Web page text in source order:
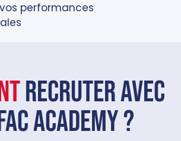
performances
recruter avec
ACADEMY ?